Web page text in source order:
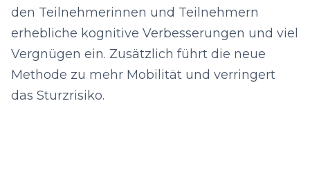
den Teilnehmerinnen und Teilnehmern
erhebliche kognitive Verbesserungen und viel
Vergnügen ein. Zusätzlich führt die neue
Methode zu mehr Mobilität und verringert
das Sturzrisiko.